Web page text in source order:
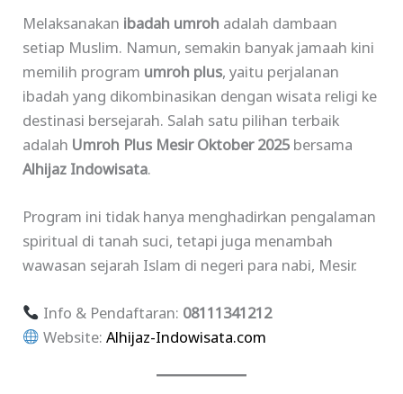
Melaksanakan ibadah umroh adalah dambaan
setiap Muslim. Namun, semakin banyak jamaah kini
memilih program umroh plus, yaitu perjalanan
ibadah yang dikombinasikan dengan wisata religi ke
destinasi bersejarah. Salah satu pilihan terbaik
adalah Umroh Plus Mesir Oktober 2025 bersama
Alhijaz Indowisata.
Program ini tidak hanya menghadirkan pengalaman
spiritual di tanah suci, tetapi juga menambah
wawasan sejarah Islam di negeri para nabi, Mesir.
Info & Pendaftaran: 08111341212
Website: Alhijaz-Indowisata.com